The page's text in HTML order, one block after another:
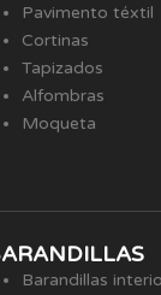
Pavimento téxtil
Cortinas
Tapizados
Alfombras
Moqueta
Barandillas